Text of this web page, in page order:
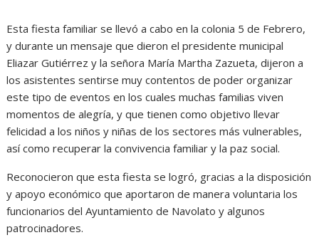
Esta fiesta familiar se llevó a cabo en la colonia 5 de Febrero,
y durante un mensaje que dieron el presidente municipal
Eliazar Gutiérrez y la señora María Martha Zazueta, dijeron a
los asistentes sentirse muy contentos de poder organizar
este tipo de eventos en los cuales muchas familias viven
momentos de alegría, y que tienen como objetivo llevar
felicidad a los niños y niñas de los sectores más vulnerables,
así como recuperar la convivencia familiar y la paz social.
Reconocieron que esta fiesta se logró, gracias a la disposición
y apoyo económico que aportaron de manera voluntaria los
funcionarios del Ayuntamiento de Navolato y algunos
patrocinadores.